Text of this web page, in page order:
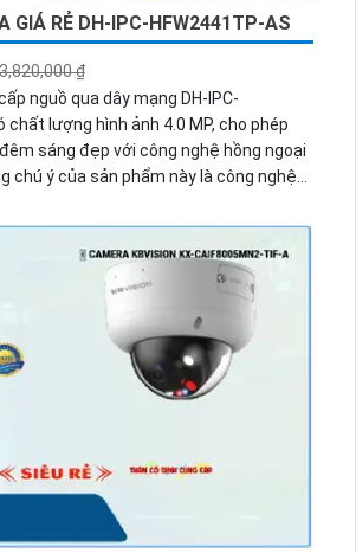
GIÁ RẺ DH-IPC-HFW2441TP-AS
₫
nguồ qua dây mạng DH-IPC-
chất lượng hình ảnh 4.0 MP, cho phép
sáng đẹp với công nghệ hồng ngoại
chú ý của sản phẩm này là công nghệ
Camera dễ dàng lắp đặt ở ngoài trời
chắn. Ngoài ra, camera còn tích hợp
chống trộm PIR, đảm bảo hiệu quả mọi
toàn cho ngôi nhà hoặc công ty.